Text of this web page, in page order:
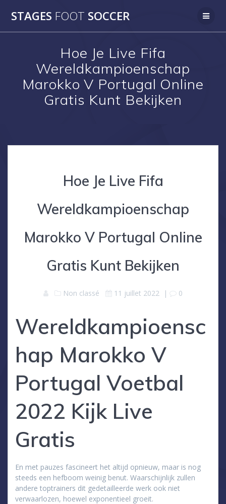
to
STAGES FOOT SOCCER
Hoe Je Live Fifa
Wereldkampioenschap
Marokko V Portugal Online
Gratis Kunt Bekijken
Hoe Je Live Fifa
Wereldkampioenschap
Marokko V Portugal Online
Gratis Kunt Bekijken
Non classé 11 juillet 2022 | 0
Wereldkampioensc
hap Marokko V
Portugal Voetbal
2022 Kijk Live
Gratis
En met pauzes fascineert het altijd opnieuw, maar is nog
steeds een hefboom weinig benut. Waarschijnlijk zullen
andere toptrainers dit gedetailleerde werk ook niet
verwaarlozen, hoewel exponentieel groeit.